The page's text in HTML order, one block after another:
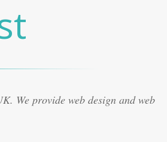
We provide web design and web